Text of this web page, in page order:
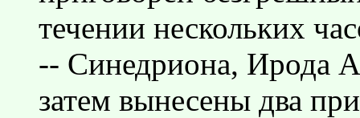
течении нескольких
-- Синедриона, Ирода
затем вынесены два